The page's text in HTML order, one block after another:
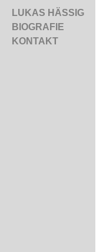
LUKAS HÄSSIG
BIOGRAFIE
KONTAKT